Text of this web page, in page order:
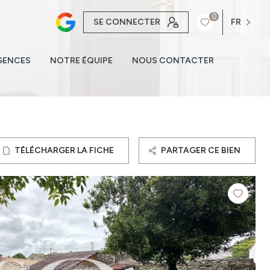
SE CONNECTER
0
FR
NOTRE ÉQUIPE NOUS CONTACTER
TÉLÉCHARGER LA FICHE PARTAGER CE BIEN